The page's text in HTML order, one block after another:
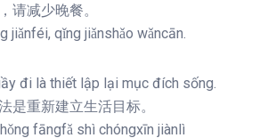
请减少晚餐。
jiǎnféi, qǐng jiǎnshǎo wǎncān.
đi là thiết lập lại mục đích sống.
是重新建立生活目标。
fāngfǎ shì chóngxīn jiànlì